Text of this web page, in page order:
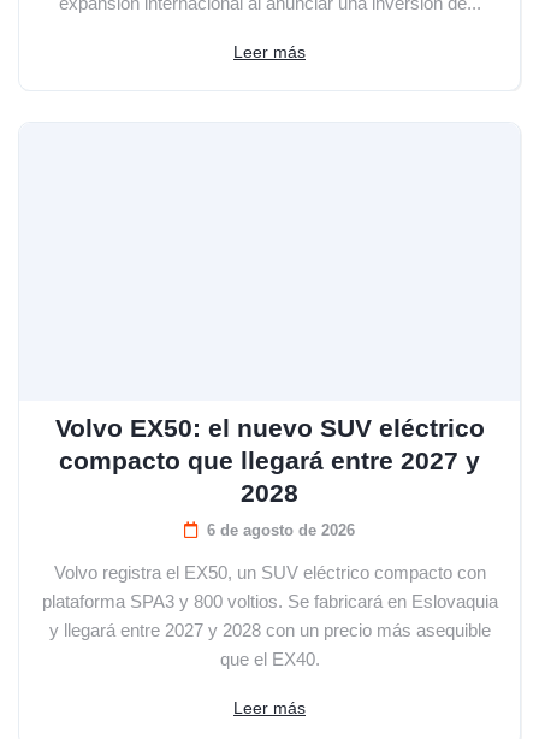
Leer más
Volvo EX50: el nuevo SUV eléctrico
compacto que llegará entre 2027 y
2028
6 de agosto de 2026
Volvo registra el EX50, un SUV eléctrico compacto con
plataforma SPA3 y 800 voltios. Se fabricará en Eslovaquia
y llegará entre 2027 y 2028 con un precio más asequible
que el EX40.
Leer más